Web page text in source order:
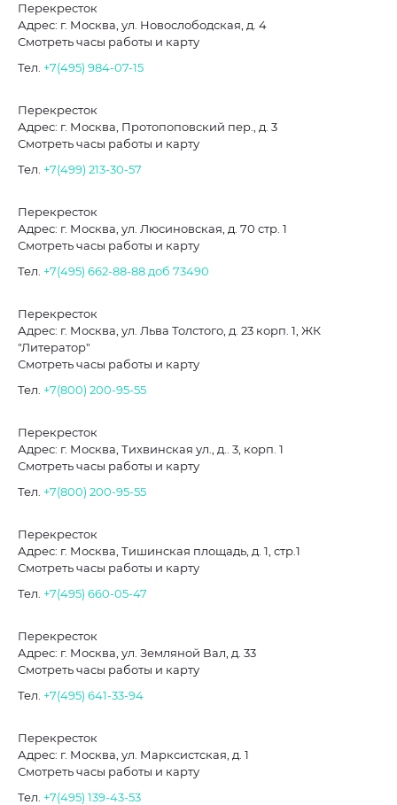
Перекресток
Адрес: г. Москва, ул. Новослободская, д. 4
Смотреть часы работы и карту
Тел. +7(495) 984-07-15
Перекресток
Адрес: г. Москва, Протопоповский пер., д. 3
Смотреть часы работы и карту
Тел. +7(499) 213-30-57
Перекресток
Адрес: г. Москва, ул. Люсиновская, д. 70 стр. 1
Смотреть часы работы и карту
Тел. +7(495) 662-88-88 доб 73490
Перекресток
Адрес: г. Москва, ул. Льва Толстого, д. 23 корп. 1, ЖК
"Литератор"
Смотреть часы работы и карту
Тел. +7(800) 200-95-55
Перекресток
Адрес: г. Москва, Тихвинская ул., д.. 3, корп. 1
Смотреть часы работы и карту
Тел. +7(800) 200-95-55
Перекресток
Адрес: г. Москва, Тишинская площадь, д. 1, стр.1
Смотреть часы работы и карту
Тел. +7(495) 660-05-47
Перекресток
Адрес: г. Москва, ул. Земляной Вал, д. 33
Смотреть часы работы и карту
Тел. +7(495) 641-33-94
Перекресток
Адрес: г. Москва, ул. Марксистская, д. 1
Смотреть часы работы и карту
Тел. +7(495) 139-43-53